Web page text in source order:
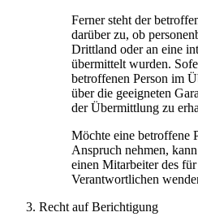
Ferner steht der
darüber zu, ob
Drittland oder an eine
übermittelt wurden.
betroffenen Person im
über die geeigneten
der Übermittlung zu
Möchte eine betroffene
Anspruch nehmen,
einen Mitarbeiter des
Verantwortlichen
Recht auf Berichtigung